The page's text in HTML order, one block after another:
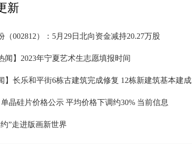
新
（002812）：5月29日北向资金减持20.27万股
闻】2023年宁夏艺术生志愿填报时间
】长乐和平街6栋古建筑完成修复 12栋新建筑基本建成
晶硅片价格公示 平均价格下调约30% 当前信息
”走进版画新世界